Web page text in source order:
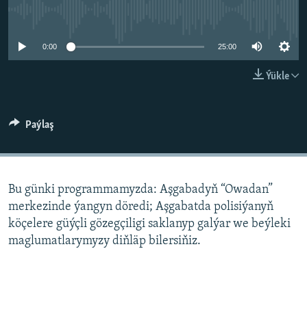
0:00 25:00
Ýükle
Paýlaş
Bu günki programmamyzda: Aşgabadyň “Owadan”
merkezinde ýangyn döredi; Aşgabatda polisiýanyň
köçelere güýçli gözegçiligi saklanyp galýar we beýleki
maglumatlarymyzy diňläp bilersiňiz.